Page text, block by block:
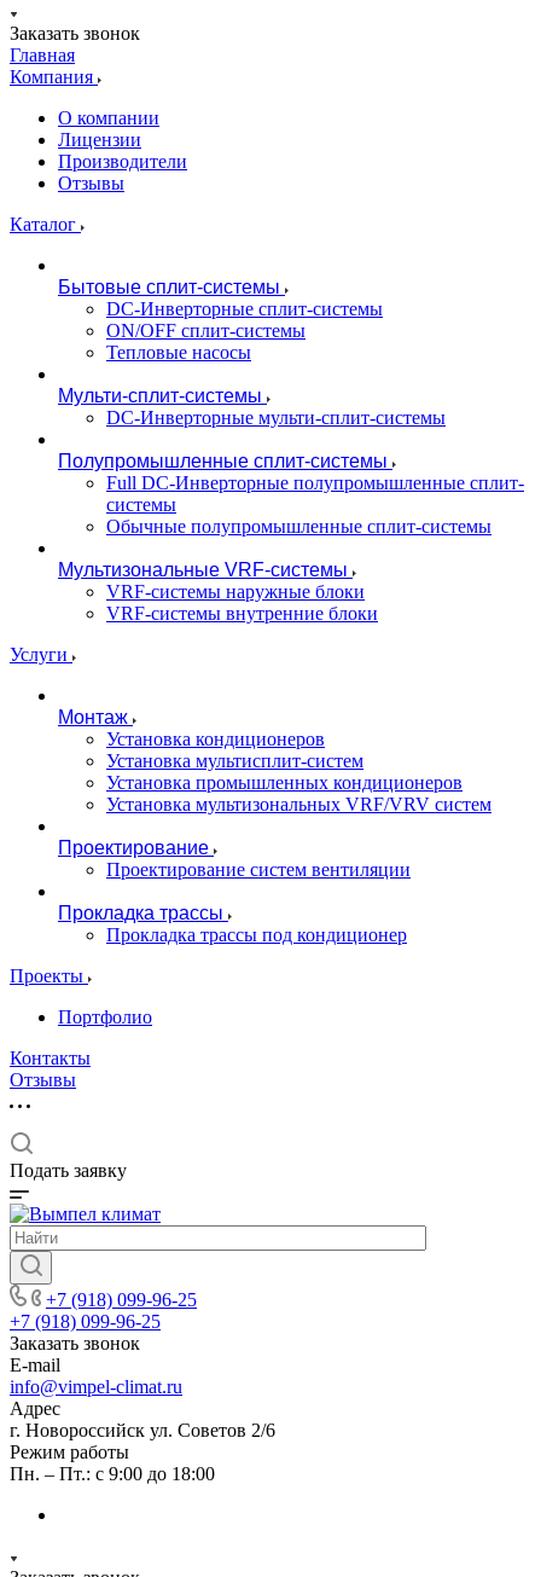
Заказать звонок
Главная
Компания
О компании
Лицензии
Производители
Отзывы
Каталог
Бытовые сплит-системы
DC-Инверторные сплит-системы
ON/OFF сплит-системы
Тепловые насосы
Мульти-сплит-системы
DC-Инверторные мульти-сплит-системы
Полупромышленные сплит-системы
Full DC-Инверторные полупромышленные сплит-
системы
Обычные полупромышленные сплит-системы
Мультизональные VRF-системы
VRF-системы наружные блоки
VRF-системы внутренние блоки
Услуги
Монтаж
Установка кондиционеров
Установка мультисплит-систем
Установка промышленных кондиционеров
Установка мультизональных VRF/VRV систем
Проектирование
Проектирование систем вентиляции
Прокладка трассы
Прокладка трассы под кондиционер
Проекты
Портфолио
Контакты
Отзывы
Подать заявку
+7 (918) 099-96-25
+7 (918) 099-96-25
Заказать звонок
E-mail
info@vimpel-climat.ru
Адрес
г. Новороссийск ул. Советов 2/6
Режим работы
Пн. – Пт.: с 9:00 до 18:00